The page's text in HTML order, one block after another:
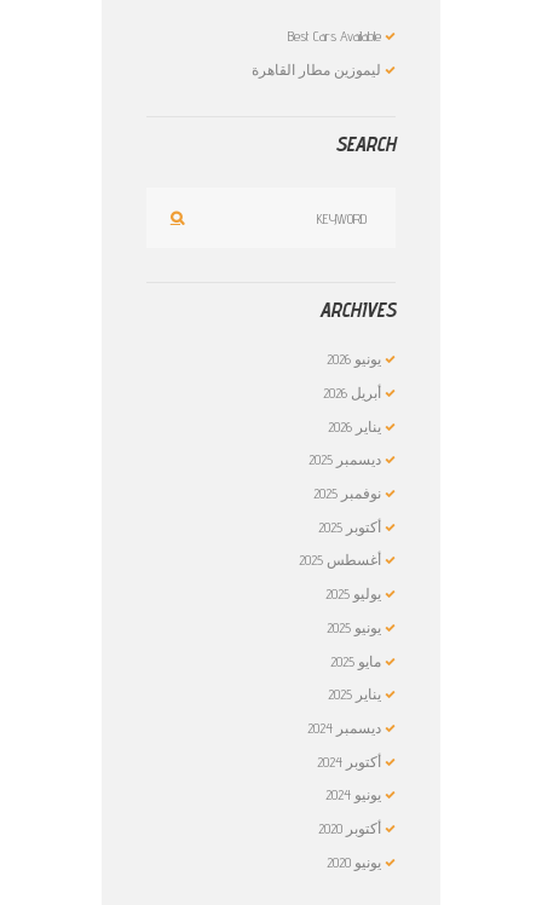
Best Cars Available
ليموزين مطار القاهرة
SEARCH
ARCHIVES
يونيو2026
أبريل2026
يناير2026
ديسمبر2025
نوفمبر2025
أكتوبر2025
أغسطس2025
يوليو2025
يونيو2025
مايو2025
يناير2025
ديسمبر2024
أكتوبر2024
يونيو2024
أكتوبر2020
يونيو2020